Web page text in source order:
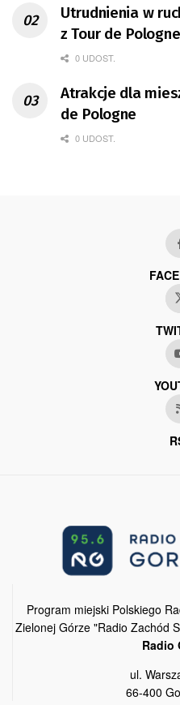
Utrudnienia w
z Tour de Pologne
0 UDOST.
Atrakcje dla
de Pologne
0 UDOST.
Program miejski Polskiego
Zielonej Górze "Radio Zachód
Radio
ul.
66-400